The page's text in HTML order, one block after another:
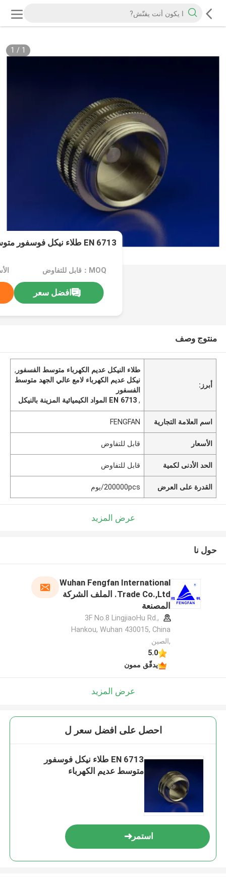
1
/
1
EN 6713 طلاء نيكل فوسفور متوسط ​​عديم الكهرباء
MOQ：قابل للتفاوض
افضل سعر
منتوج وصف
أبرز:
طلاء النيكل عديم الكهرباء متوسط الفسفور ,
نيكل عديم الكهرباء لامع عالي الجهد متوسط
الفسفور
,EN 6713 المواد الكيميائية المزينة بالنيكل
اسم العلامة التجارية FENGFAN
الأسعار قابل للتفاوض
الحد الأدنى لكمية قابل للتفاوض
القدرة على العرض 200000pcs/يوم
عرض المزيد
حول نا
Wuhan Fengfan International
Trade Co.,Ltd. الملف الشركة
المصنعة
3F No.8 LingjiaoHu Rd.,
Hankou, Wuhan 430015, China
,الصين
5.0
يدقّق ممون
عرض المزيد
احصل على افضل سعر ل
EN 6713 طلاء نيكل فوسفور
متوسط ​​عديم الكهرباء
استمر